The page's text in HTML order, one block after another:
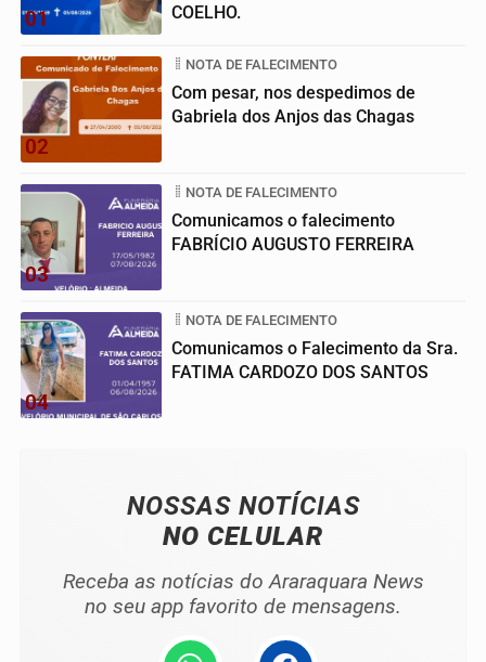
01
COELHO.
02
NOTA DE FALECIMENTO
Com pesar, nos despedimos de
Gabriela dos Anjos das Chagas
03
NOTA DE FALECIMENTO
Comunicamos o falecimento
FABRÍCIO AUGUSTO FERREIRA
04
NOTA DE FALECIMENTO
Comunicamos o Falecimento da Sra.
FATIMA CARDOZO DOS SANTOS
NOSSAS NOTÍCIAS
NO CELULAR
Receba as notícias do Araraquara News
no seu app favorito de mensagens.